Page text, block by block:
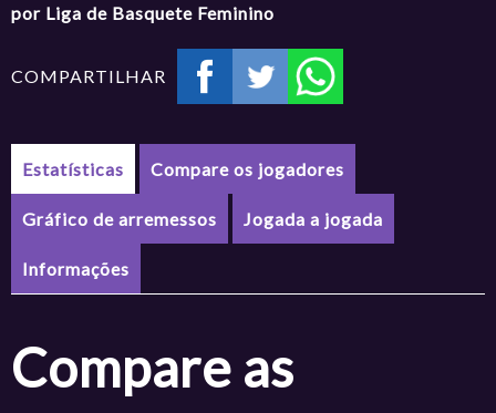
por Liga de Basquete Feminino
COMPARTILHAR
Estatísticas Compare os jogadores
Gráfico de arremessos Jogada a jogada
Informações
Compare as